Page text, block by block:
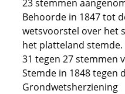
23 stemmen
Behoorde in 1847 tot
wetsvoorstel over het
het platteland
31 tegen 27 stemmen
Stemde in 1848 tegen
Grondwetsherziening